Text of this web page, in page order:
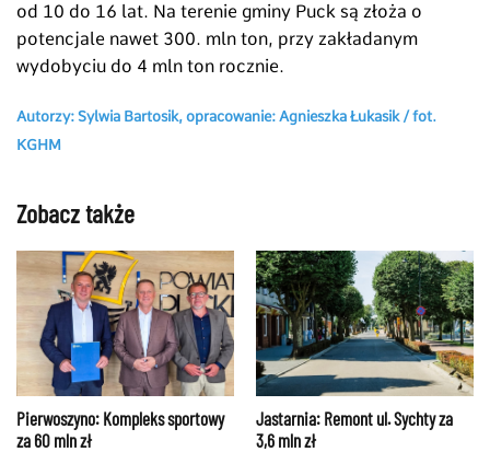
od 10 do 16 lat. Na terenie gminy Puck są złoża o
potencjale nawet 300. mln ton, przy zakładanym
wydobyciu do 4 mln ton rocznie.
Autorzy: Sylwia Bartosik, opracowanie: Agnieszka Łukasik / fot.
KGHM
Zobacz także
Pierwoszyno: Kompleks sportowy
za 60 mln zł
Jastarnia: Remont ul. Sychty za
3,6 mln zł